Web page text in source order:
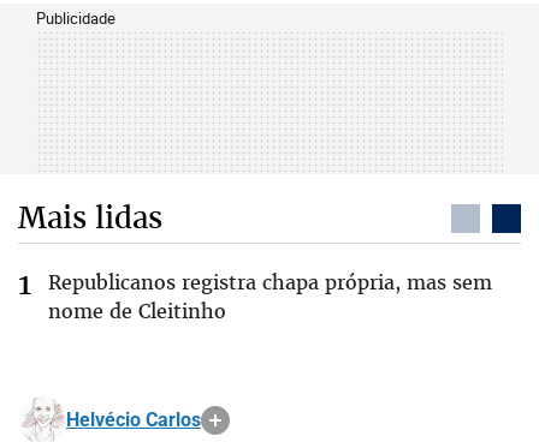
Publicidade
Mais lidas
Republicanos registra chapa própria, mas sem
nome de Cleitinho
Helvécio Carlos